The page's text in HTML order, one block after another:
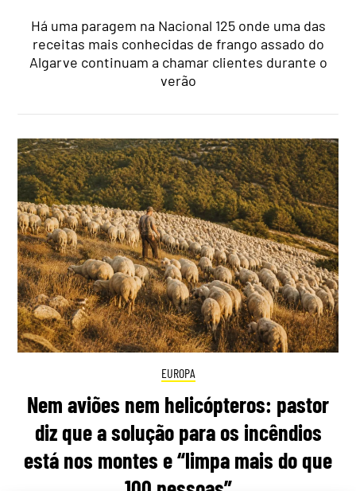
Há uma paragem na Nacional 125 onde uma das
receitas mais conhecidas de frango assado do
Algarve continuam a chamar clientes durante o
verão
EUROPA
Nem aviões nem helicópteros: pastor
diz que a solução para os incêndios
está nos montes e “limpa mais do que